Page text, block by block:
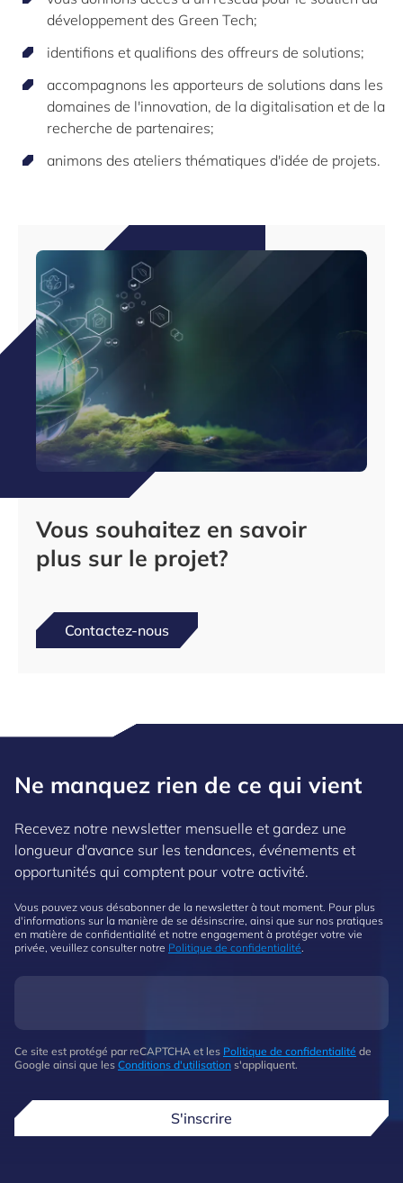
développement des Green Tech;
identifions et qualifions des offreurs de solutions;
accompagnons les apporteurs de solutions dans les
domaines de l'innovation, de la digitalisation et de la
recherche de partenaires;
animons des ateliers thématiques d'idée de projets.
Vous souhaitez en savoir
plus sur le projet?
Contactez-nous
Ne manquez rien de ce qui vient
Recevez notre newsletter mensuelle et gardez une
longueur d'avance sur les tendances, événements et
opportunités qui comptent pour votre activité.
Vous pouvez vous désabonner de la newsletter à tout moment. Pour plus
d'informations sur la manière de se désinscrire, ainsi que sur nos pratiques
en matière de confidentialité et notre engagement à protéger votre vie
privée, veuillez consulter notre Politique de confidentialité.
Ce site est protégé par reCAPTCHA et les Politique de confidentialité de
Google ainsi que les Conditions d'utilisation s'appliquent.
S'inscrire